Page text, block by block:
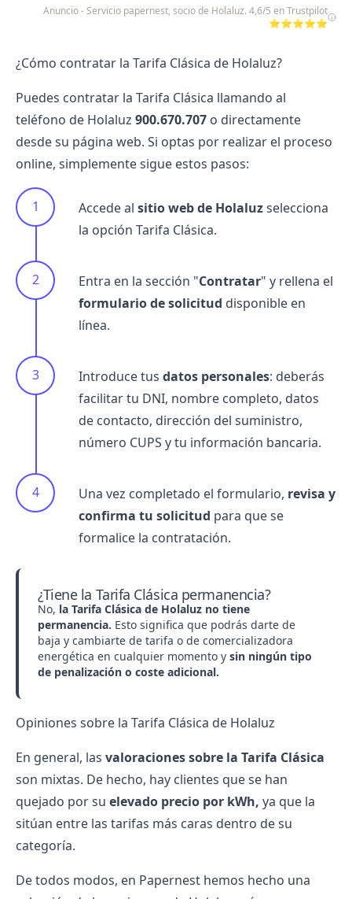
Anuncio - Servicio papernest, socio de Holaluz. 4,6/5 en Trustpilot
⭐⭐⭐⭐⭐
¿Cómo contratar la Tarifa Clásica de Holaluz?
Puedes contratar la Tarifa Clásica llamando al
teléfono de Holaluz 900.670.707 o directamente
desde su página web. Si optas por realizar el proceso
online, simplemente sigue estos pasos:
Accede al sitio web de Holaluzselecciona
la opción Tarifa Clásica.
Entra en la sección "Contratar" y rellena el
formulario de solicitud disponible en
línea.
Introduce tus datos personales: deberás
facilitar tu DNI, nombre completo, datos
de contacto, dirección del suministro,
número CUPS y tu información bancaria.
Una vez completado el formulario, revisa y
confirma tu solicitud para que se
formalice la contratación.
¿Tiene la Tarifa Clásica permanencia?
No, la Tarifa Clásica de Holaluz no tiene
permanencia. Esto significa que podrás darte de
baja y cambiarte de tarifa o de comercializadora
energética en cualquier momento y sin ningún tipo
de penalización o coste adicional.
Opiniones sobre la Tarifa Clásica de Holaluz
En general, las valoraciones sobre la Tarifa Clásica
son mixtas. De hecho, hay clientes que se han
quejado por su elevado precio por kWh, ya que la
sitúan entre las tarifas más caras dentro de su
categoría.
De todos modos, en Papernest hemos hecho una